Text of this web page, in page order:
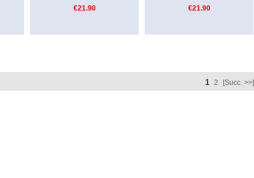
€21.90 €21.90
1 2 [Succ. >>]